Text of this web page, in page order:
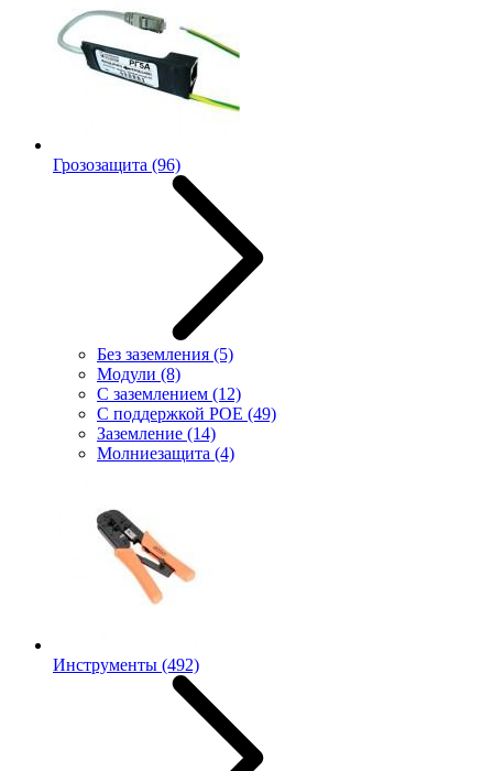
Грозозащита (96)
Без заземления (5)
Модули (8)
С заземлением (12)
С поддержкой POE (49)
Заземление (14)
Молниезащита (4)
Инструменты (492)